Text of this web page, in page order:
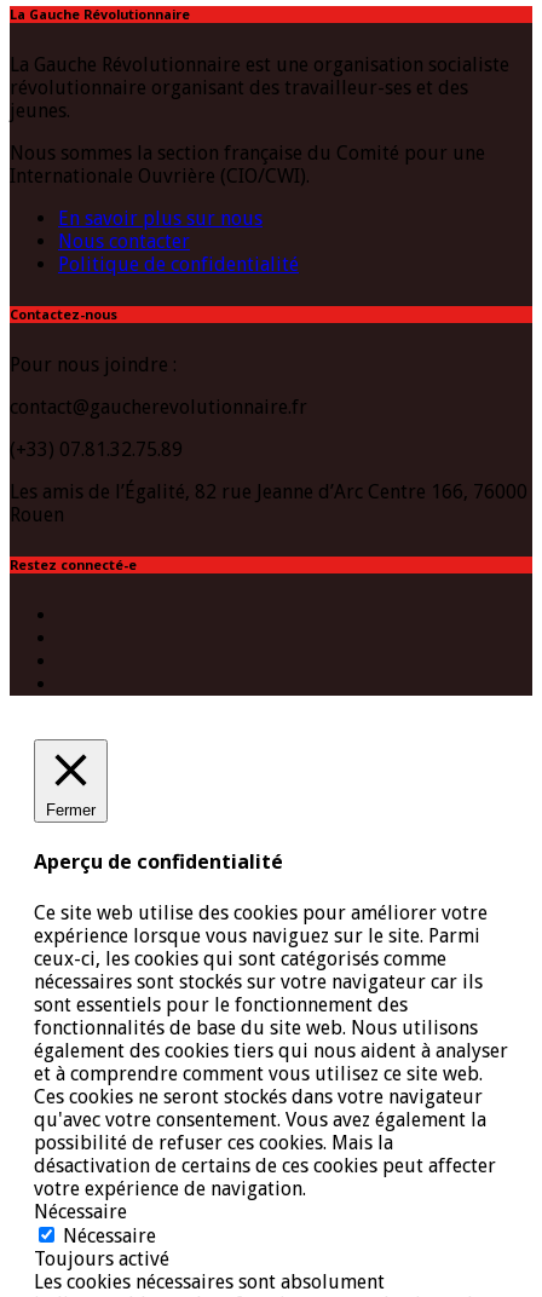
La Gauche Révolutionnaire
La Gauche Révolutionnaire est une organisation socialiste
révolutionnaire organisant des travailleur-ses et des
jeunes.
Nous sommes la section française du Comité pour une
Internationale Ouvrière (CIO/CWI).
En savoir plus sur nous
Nous contacter
Politique de confidentialité
Contactez-nous
Pour nous joindre :
contact@gaucherevolutionnaire.fr
(+33) 07.81.32.75.89
Les amis de l’Égalité, 82 rue Jeanne d’Arc Centre 166, 76000
Rouen
Restez connecté-e
Fermer
Aperçu de confidentialité
Ce site web utilise des cookies pour améliorer votre
expérience lorsque vous naviguez sur le site. Parmi
ceux-ci, les cookies qui sont catégorisés comme
nécessaires sont stockés sur votre navigateur car ils
sont essentiels pour le fonctionnement des
fonctionnalités de base du site web. Nous utilisons
également des cookies tiers qui nous aident à analyser
et à comprendre comment vous utilisez ce site web.
Ces cookies ne seront stockés dans votre navigateur
qu'avec votre consentement. Vous avez également la
possibilité de refuser ces cookies. Mais la
désactivation de certains de ces cookies peut affecter
votre expérience de navigation.
Nécessaire
Nécessaire
Toujours activé
Les cookies nécessaires sont absolument